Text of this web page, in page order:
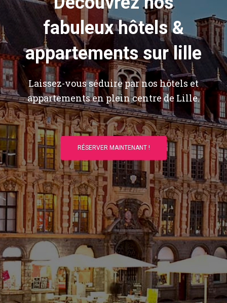
fabuleux hôtels &
appartements sur lille
Laissez-vous séduire par nos hôtels et
appartements en plein centre de Lille.
RÉSERVER MAINTENANT !